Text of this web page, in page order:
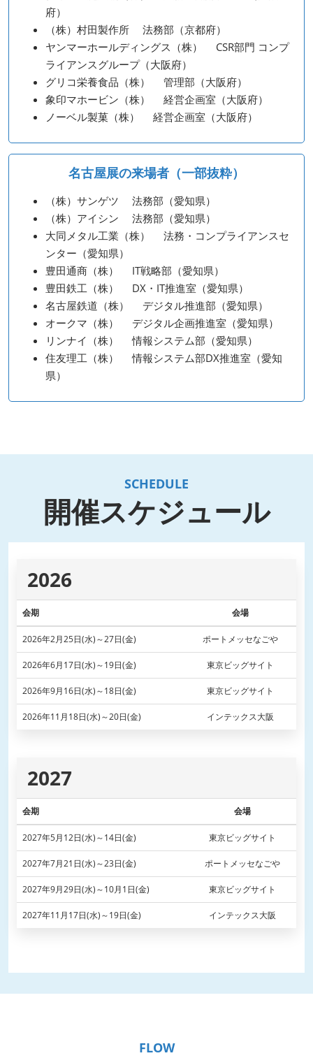
府）
（株）村田製作所 法務部（京都府）
ヤンマーホールディングス（株） CSR部門 コンプ
ライアンスグループ（大阪府）
グリコ栄養食品（株） 管理部（大阪府）
象印マホービン（株） 経営企画室（大阪府）
ノーベル製菓（株） 経営企画室（大阪府）
名古屋展の来場者（一部抜粋）
（株）サンゲツ 法務部（愛知県）
（株）アイシン 法務部（愛知県）
大同メタル工業（株） 法務・コンプライアンスセ
ンター（愛知県）
豊田通商（株） IT戦略部（愛知県）
豊田鉄工（株） DX・IT推進室（愛知県）
名古屋鉄道（株） デジタル推進部（愛知県）
オークマ（株） デジタル企画推進室（愛知県）
リンナイ（株） 情報システム部（愛知県）
住友理工（株） 情報システム部DX推進室（愛知
県）
SCHEDULE
開催スケジュール
2026
会期 会場
2026年2月25日(水)～27日(金) ポートメッセなごや
2026年6月17日(水)～19日(金) 東京ビッグサイト
2026年9月16日(水)～18日(金) 東京ビッグサイト
2026年11月18日(水)～20日(金) インテックス大阪
2027
会期 会場
2027年5月12日(水)～14日(金) 東京ビッグサイト
2027年7月21日(水)～23日(金) ポートメッセなごや
2027年9月29日(水)～10月1日(金) 東京ビッグサイト
2027年11月17日(水)～19日(金) インテックス大阪
FLOW